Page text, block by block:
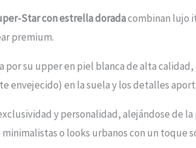
Star con estrella doradacombinan lujo
premium.
por su upper en piel blanca de alta
envejecido) en la suela y los detalles
y personalidad, alejándose de
o looks urbanos con un toque